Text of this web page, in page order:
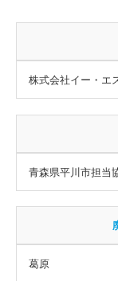
株式会社イー・エ
青森県平川市担当
葛原